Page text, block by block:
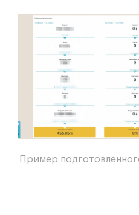
Пример